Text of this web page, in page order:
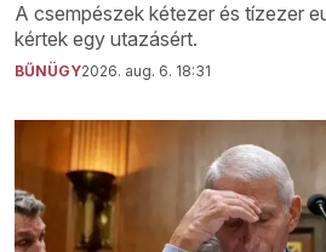
A csempészek kétezer és tízezer
kértek egy utazásért.
BŰNÜGY2026. aug. 6. 18:31